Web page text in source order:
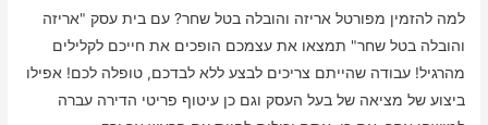
למה להזמין מפורטל אריזה והובלה בטל שחר? עם בית עסק "אריזה
והובלה בטל שחר" תמצאו את עצמכם הופכים את חייכם לקלילים
מהרגיל! עבודה שהייתם צריכים לבצע ללא לבדכם, טופלה לכם! אפילו
ביצוע של מציאה של בעל העסק וגם כן עיטוף פריטי הדירה עברה